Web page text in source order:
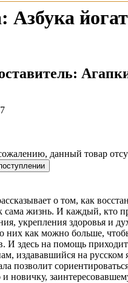
Азбука
данный товар
о том, как
сама жизнь. И каждый, кто
укрепления здоровья и
них как можно больше,
И здесь на помощь
издававшийся на
позволит
новичку,